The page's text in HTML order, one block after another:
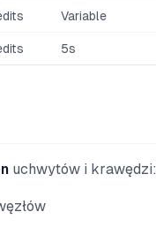
Variable
5s
uchwytów i krawędzi: